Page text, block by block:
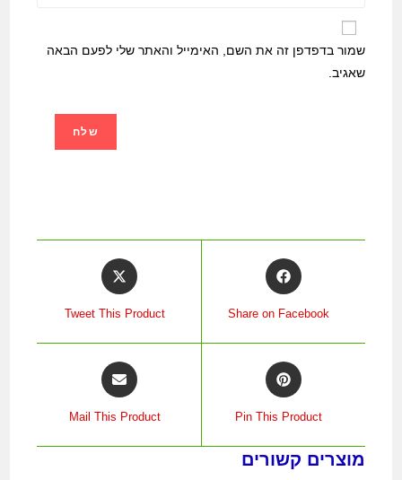
שמור בדפדפן זה את השם, האימייל והאתר שלי לפעם הבאה
שאגיב.
Share on Facebook
Tweet This Product
Pin This Product
Mail This Product
מוצרים קשורים